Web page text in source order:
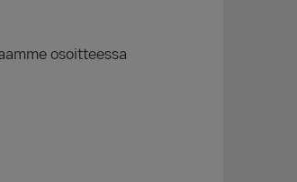
osoitteessa